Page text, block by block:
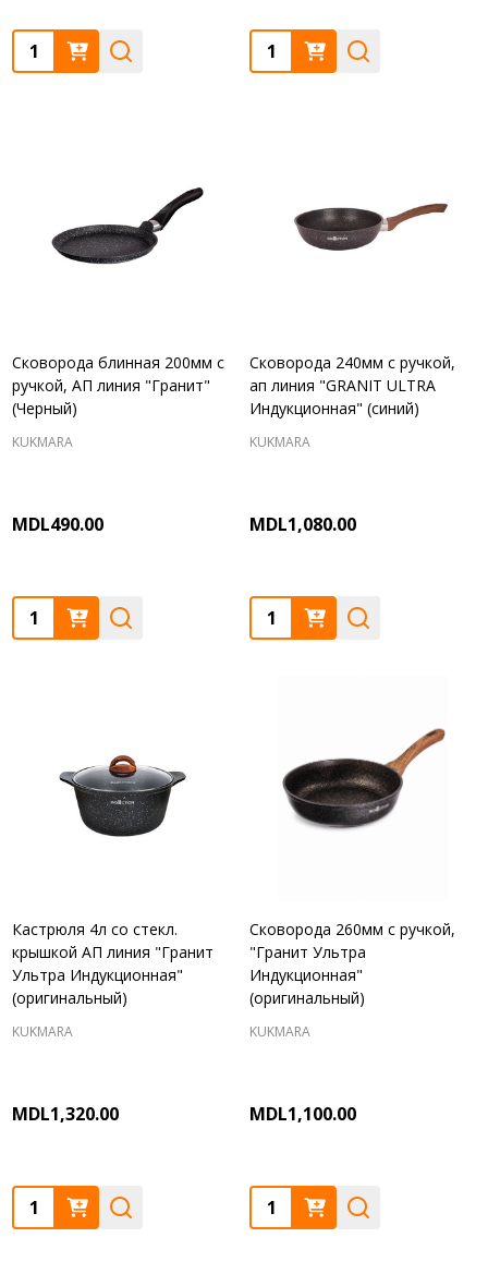
Quantity: Quantity:
Сковорода блинная 200мм с
ручкой, АП линия "Гранит"
(Черный)
KUKMARA
MDL490.00
Quantity:
Сковорода 240мм с ручкой,
ап линия "GRANIT ULTRA
Индукционная" (синий)
KUKMARA
MDL1,080.00
Quantity:
Кастрюля 4л со стекл.
крышкой АП линия "Гранит
Ультра Индукционная"
(оригинальный)
KUKMARA
MDL1,320.00
Quantity:
Сковорода 260мм с ручкой,
"Гранит Ультра
Индукционная"
(оригинальный)
KUKMARA
MDL1,100.00
Quantity: